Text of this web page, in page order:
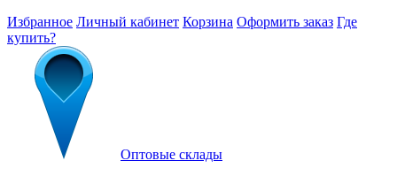
Избранное Личный кабинет Корзина Оформить заказ Где
купить?
Оптовые склады